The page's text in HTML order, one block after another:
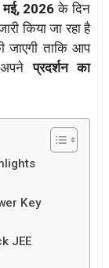
मई, 2026के दिन
किया जा रहा है
जाएगी ताकि आप
प्रदर्शन का
Key
JEE